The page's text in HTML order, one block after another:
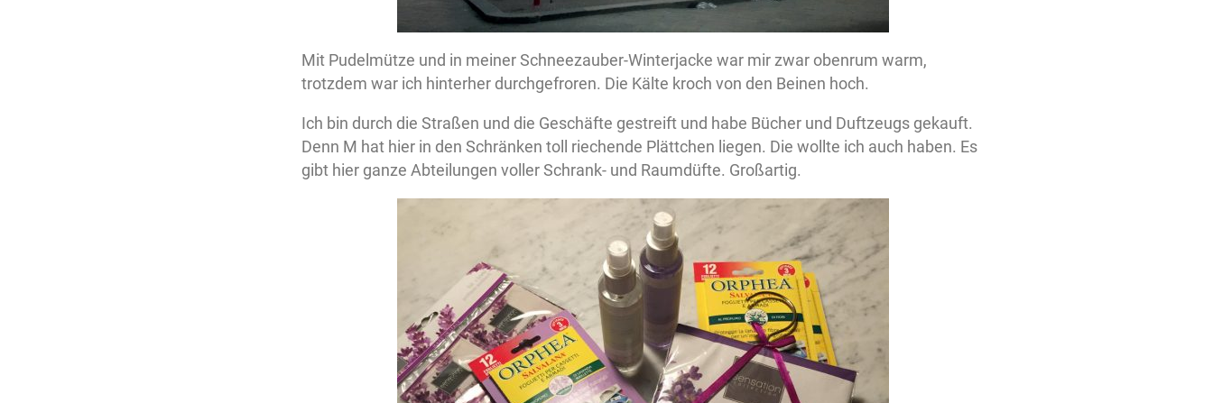
Mit Pudelmütze und in meiner Schneezauber-Winterjacke war mir zwar obenrum warm,
trotzdem war ich hinterher durchgefroren. Die Kälte kroch von den Beinen hoch.
Ich bin durch die Straßen und die Geschäfte gestreift und habe Bücher und Duftzeugs gekauft.
Denn M hat hier in den Schränken toll riechende Plättchen liegen. Die wollte ich auch haben. Es
gibt hier ganze Abteilungen voller Schrank- und Raumdüfte. Großartig.